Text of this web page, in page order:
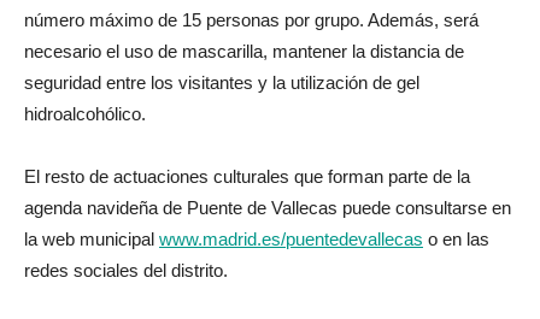
número máximo de 15 personas por grupo. Además, será
necesario el uso de mascarilla, mantener la distancia de
seguridad entre los visitantes y la utilización de gel
hidroalcohólico.
El resto de actuaciones culturales que forman parte de la
agenda navideña de Puente de Vallecas puede consultarse en
la web municipal www.madrid.es/puentedevallecas o en las
redes sociales del distrito.